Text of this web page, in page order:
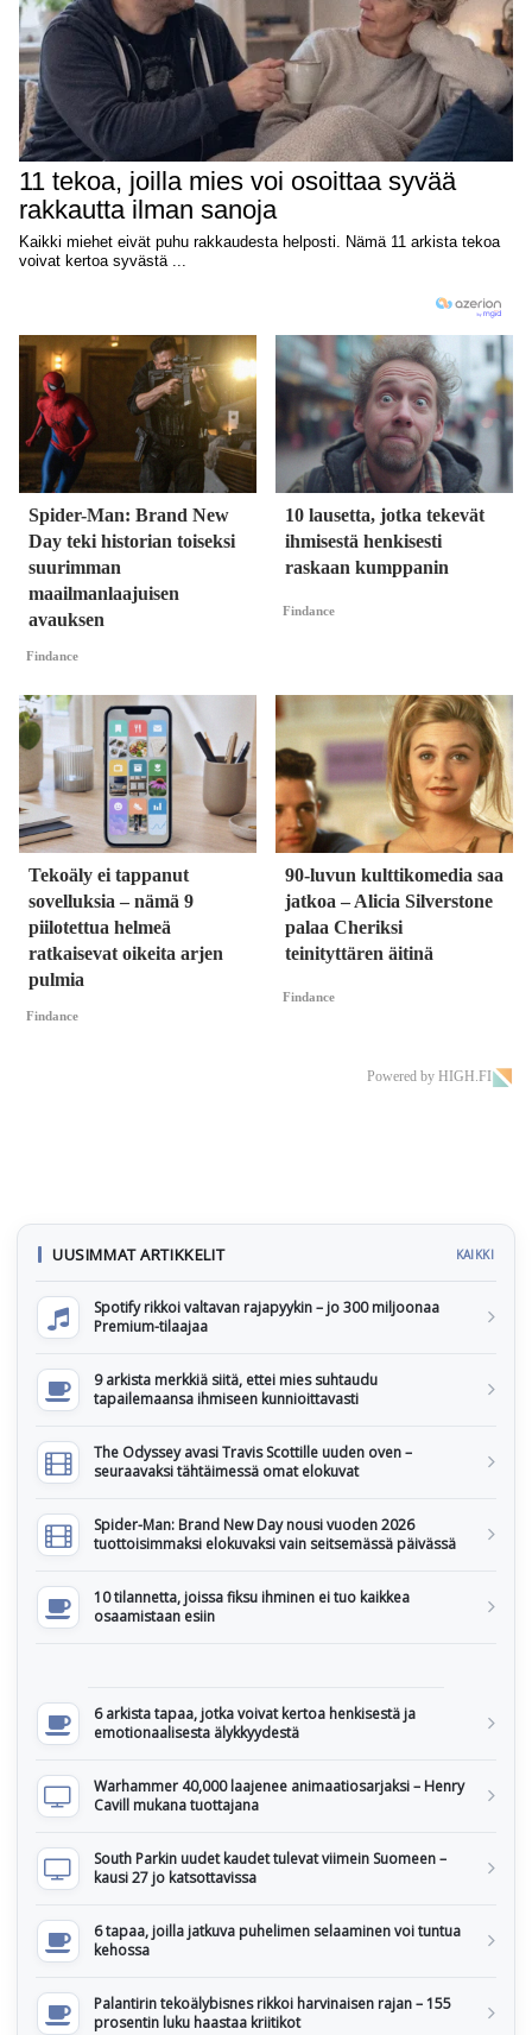
Spider-Man: Brand New
Day teki historian toiseksi
suurimman
maailmanlaajuisen
avauksen
Findance
10 lausetta, jotka tekevät
ihmisestä henkisesti
raskaan kumppanin
Findance
Tekoäly ei tappanut
sovelluksia – nämä 9
piilotettua helmeä
ratkaisevat oikeita arjen
pulmia
Findance
90-luvun kulttikomedia saa
jatkoa – Alicia Silverstone
palaa Cheriksi
teinityttären äitinä
Findance
Powered by HIGH.FI
UUSIMMAT ARTIKKELIT KAIKKI
Spotify rikkoi valtavan rajapyykin – jo 300 miljoonaa
Premium-tilaajaa
9 arkista merkkiä siitä, ettei mies suhtaudu
tapailemaansa ihmiseen kunnioittavasti
The Odyssey avasi Travis Scottille uuden oven –
seuraavaksi tähtäimessä omat elokuvat
Spider-Man: Brand New Day nousi vuoden 2026
tuottoisimmaksi elokuvaksi vain seitsemässä päivässä
10 tilannetta, joissa fiksu ihminen ei tuo kaikkea
osaamistaan esiin
6 arkista tapaa, jotka voivat kertoa henkisestä ja
emotionaalisesta älykkyydestä
Warhammer 40,000 laajenee animaatiosarjaksi – Henry
Cavill mukana tuottajana
South Parkin uudet kaudet tulevat viimein Suomeen –
kausi 27 jo katsottavissa
6 tapaa, joilla jatkuva puhelimen selaaminen voi tuntua
kehossa
Palantirin tekoälybisnes rikkoi harvinaisen rajan – 155
prosentin luku haastaa kriitikot